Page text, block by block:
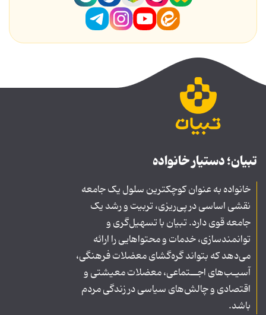
تبیان؛ دستیار خانواده
خانواده به عنوان کوچکترین سلول یک جامعه
نقشی اساسی در پی‌ریزی، تربیت و رشد یک
جامعه قوی دارد. تبیان با تسهیل‌گری و
توانمندسازی، خدمات و محتواهایی را ارائه
می‌دهد که بتواند گره‌گشای معضلات فرهنگی،
آسیـب‌های اجــتماعی، معضلات معیشتی و
اقتصادی و چالش‌های سیاسی در زندگی مردم
باشد.